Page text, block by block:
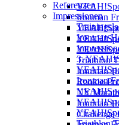
Ironman
Triathlon
Ironman
Rookie-
NY
Ironman
Challenge
Referenzen
Impressionen
Ironman
3.
Ironman